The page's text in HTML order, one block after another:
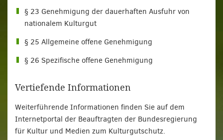
§ 23 Genehmigung der dauerhaften Ausfuhr von
nationalem Kulturgut
§ 25 Allgemeine offene Genehmigung
§ 26 Spezifische offene Genehmigung
Vertiefende Informationen
Weiterführende Informationen finden Sie auf dem
Internetportal der Beauftragten der Bundesregierung
für Kultur und Medien zum Kulturgutschutz.